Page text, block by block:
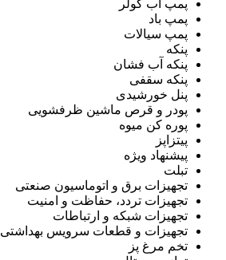
پمپ آب کولر
پمپ باد
پمپ سیالات
پنکه
پنکه آب فشان
پنکه سقفی
پنل خورشیدی
پودر و قرص ماشین ظرفشویی
پوره کن میوه
پیتزاپز
پیشنهاد ویژه
تبلت
تجهیزات برق و اتوماسیون صنعتی
تجهیزات تردد، حفاظت و امنیت
تجهیزات شبکه و ارتباطات
تجهیزات و قطعات سرویس بهداشتی
تخم مرغ پز